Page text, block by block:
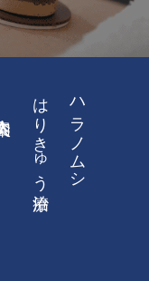
ハラノムシ
はりきゅう治療